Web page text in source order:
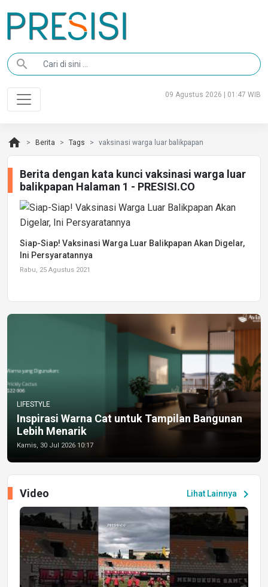
search
09 Agustus 2026 | 01:47 WIB
home Berita Tags vaksinasi warga luar balikpapan
Berita dengan kata kunci vaksinasi warga luar
balikpapan Halaman 1 - PRESISI.CO
Siap-Siap! Vaksinasi Warga Luar Balikpapan Akan Digelar,
Ini Persyaratannya
Rabu, 25 Agustus 2021
LIFESTYLE
Inspirasi Warna Cat untuk Tampilan Bangunan
Lebih Menarik
Kamis, 30 Jul 2026 10:17
Lihat Lainnya chevron_right
Video